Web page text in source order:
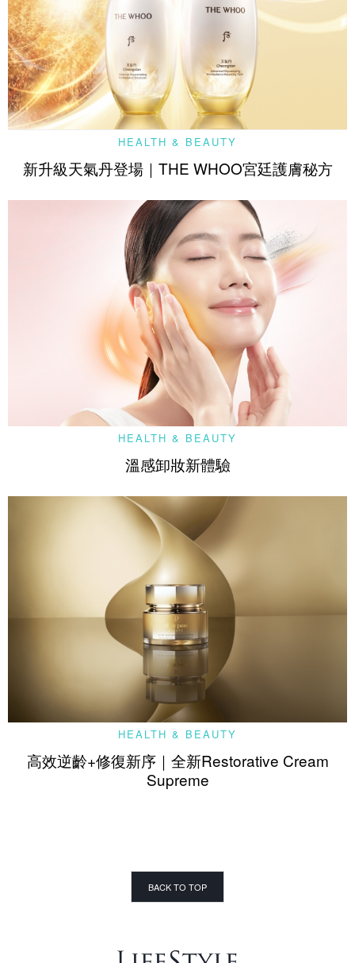
HEALTH & BEAUTY
新升級天氣丹登場｜THE WHOO宮廷護膚秘方
HEALTH & BEAUTY
溫感卸妝新體驗
HEALTH & BEAUTY
高效逆齡+修復新序｜全新Restorative Cream
Supreme
BACK TO TOP